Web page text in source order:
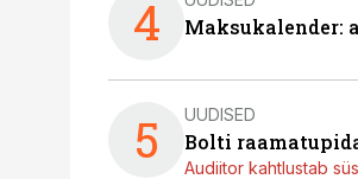
4 Maksukalender:
5 UUDISED
Bolti
Audiitor kahtlustab